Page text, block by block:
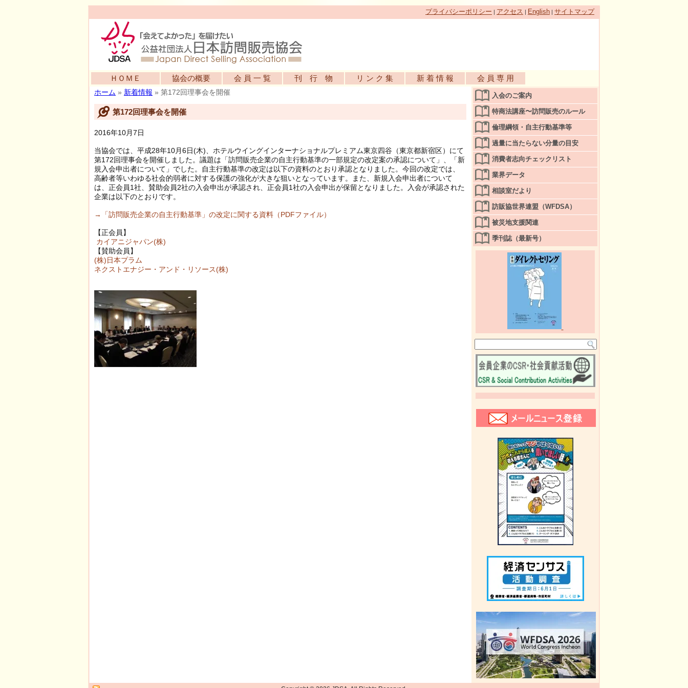
プライバシーポリシー | アクセス | English | サイトマップ
ＨＯＭＥ 協会の概要 会 員 一 覧 刊 行 物 リ ン ク 集 新 着 情 報 会 員 専 用
ホーム » 新着情報 » 第172回理事会を開催
第172回理事会を開催
2016年10月7日
当協会では、平成28年10月6日(木)、ホテルウイングインターナショナルプレミアム東京四谷（東京都新宿区）にて
第172回理事会を開催しました。議題は「訪問販売企業の自主行動基準の一部規定の改定案の承認について」、「新
規入会申出者について」でした。自主行動基準の改定は以下の資料のとおり承認となりました。今回の改定では、
高齢者等いわゆる社会的弱者に対する保護の強化が大きな狙いとなっています。また、新規入会申出者について
は、正会員1社、賛助会員2社の入会申出が承認され、正会員1社の入会申出が保留となりました。入会が承認された
企業は以下のとおりです。
→「訪問販売企業の自主行動基準」の改定に関する資料（PDFファイル）
【正会員】
カイアニジャパン(株)
【賛助会員】
(株)日本プラム
ネクストエナジー・アンド・リソース(株)
入会のご案内
特商法講座〜訪問販売のルール
倫理綱領・自主行動基準等
過量に当たらない分量の目安
消費者志向チェックリスト
業界データ
相談室だより
訪販協世界連盟（WFDSA）
被災地支援関連
季刊誌（最新号）